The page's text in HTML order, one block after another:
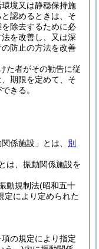
境又は静穏保持施
認めるときは、そ
除去するために必
を改善し、又は深
防止の方法を改善
た者がその勧告に従
期限を定めて、そ
きる。
係施設」とは、 別
は、振動関係施設を
動規制法(昭和五十
定により定められた
の規定により指定